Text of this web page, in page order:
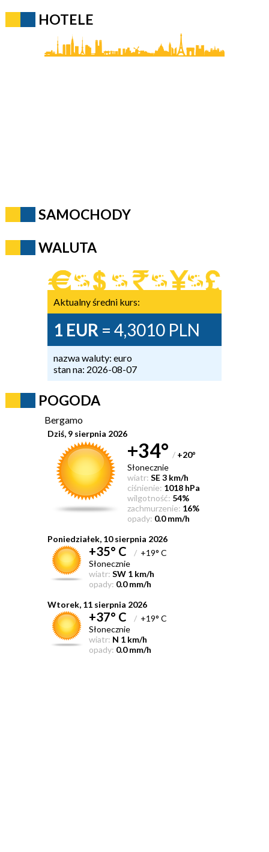
HOTELE
SAMOCHODY
WALUTA
Aktualny średni kurs:
1 EUR = 4,3010 PLN
nazwa waluty: euro
stan na: 2026-08-07
POGODA
Bergamo
Dziś, 9 sierpnia 2026
+34° / +20°
Słonecznie
wiatr: SE 3 km/h
ciśnienie: 1018 hPa
wilgotność: 54%
zachmurzenie: 16%
opady: 0.0 mm/h
Poniedziałek, 10 sierpnia 2026
+35° C /+19° C
Słonecznie
wiatr: SW 1 km/h
opady: 0.0 mm/h
Wtorek, 11 sierpnia 2026
+37° C /+19° C
Słonecznie
wiatr: N 1 km/h
opady: 0.0 mm/h